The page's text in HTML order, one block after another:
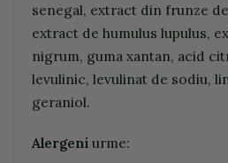
senegal, extract din frunze
extract de humulus lupulus,
nigrum, guma xantan, acid
levulinic, levulinat de sodiu,
geraniol.
Alergeni urme: